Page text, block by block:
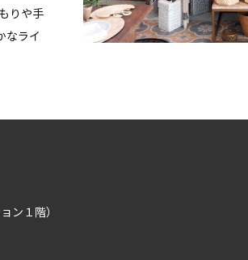
りや手
なライ
ン１階）